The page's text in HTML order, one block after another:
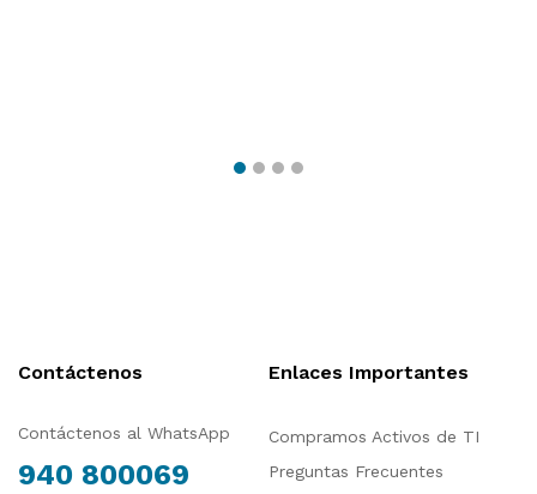
Contáctenos
Contáctenos al WhatsApp
940 800069
Enlaces Importantes
Compramos Activos de TI
Preguntas Frecuentes